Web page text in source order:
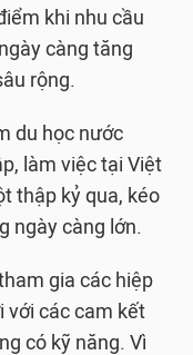
khi nhu cầu
càng tăng
rộng.
du học nước
làm việc tại Việt
thập kỷ qua, kéo
ngày càng lớn.
gia các hiệp
với các cam kết
có kỹ năng. Vì